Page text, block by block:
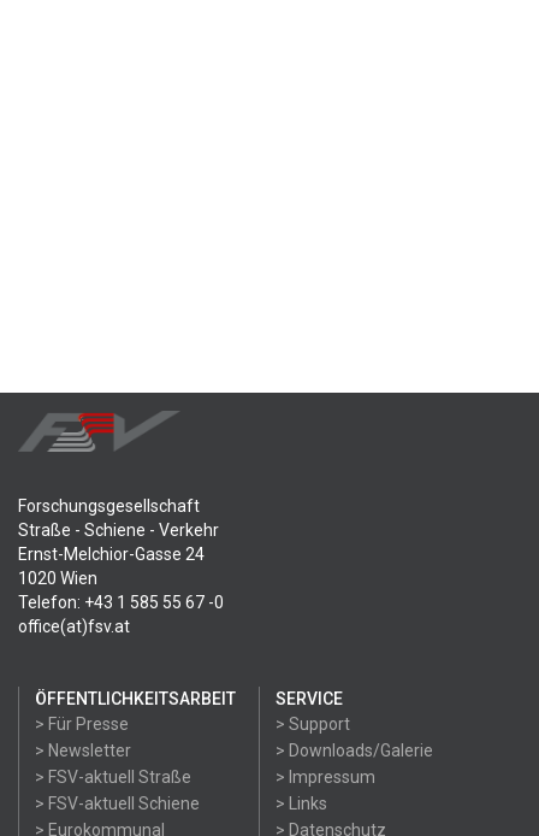
Forschungsgesellschaft
Straße - Schiene - Verkehr
Ernst-Melchior-Gasse 24
1020 Wien
Telefon: +43 1 585 55 67 -0
office(at)fsv.at
ÖFFENTLICHKEITSARBEIT
> Für Presse
> Newsletter
> FSV-aktuell Straße
> FSV-aktuell Schiene
> Eurokommunal
SERVICE
> Support
> Downloads/Galerie
> Impressum
> Links
> Datenschutz